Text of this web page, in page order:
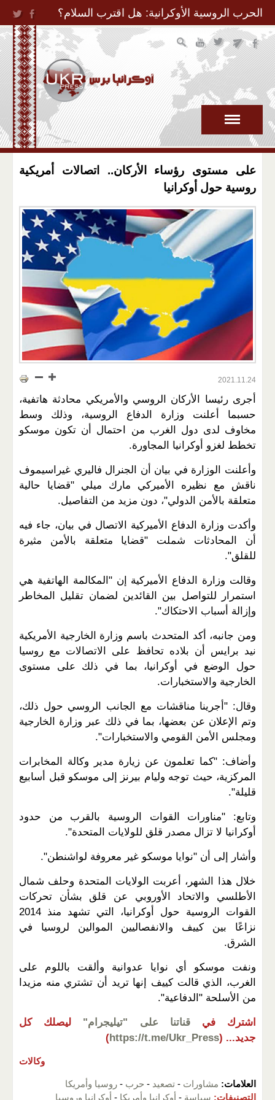
Jump to Navigation
الحرب الروسية الأوكرانية: هل اقترب السلام؟
على مستوى رؤساء الأركان.. اتصالات أمريكية
روسية حول أوكرانيا
2021.11.24
أجرى رئيسا الأركان الروسي والأمريكي محادثة هاتفية،
حسبما أعلنت وزارة الدفاع الروسية، وذلك وسط
مخاوف لدى دول الغرب من احتمال أن تكون موسكو
تخطط لغزو أوكرانيا المجاورة.
وأعلنت الوزارة في بيان أن الجنرال فاليري غيراسيموف
ناقش مع نظيره الأميركي مارك ميلي "قضايا حالية
متعلقة بالأمن الدولي"، دون مزيد من التفاصيل.
وأكدت وزارة الدفاع الأميركية الاتصال في بيان، جاء فيه
أن المحادثات شملت "قضايا متعلقة بالأمن مثيرة
للقلق".
وقالت وزارة الدفاع الأميركية إن "المكالمة الهاتفية هي
استمرار للتواصل بين القائدين لضمان تقليل المخاطر
وإزالة أسباب الاحتكاك".
ومن جانبه، أكد المتحدث باسم وزارة الخارجية الأمريكية
نيد برايس أن بلاده تحافظ على الاتصالات مع روسيا
حول الوضع في أوكرانيا، بما في ذلك على مستوى
الخارجية والاستخبارات.
وقال: "أجرينا مناقشات مع الجانب الروسي حول ذلك،
وتم الإعلان عن بعضها، بما في ذلك عبر وزارة الخارجية
ومجلس الأمن القومي والاستخبارات".
وأضاف: "كما تعلمون عن زيارة مدير وكالة المخابرات
المركزية، حيث توجه وليام بيرنز إلى موسكو قبل أسابيع
قليلة".
وتابع: "مناورات القوات الروسية بالقرب من حدود
أوكرانيا لا تزال مصدر قلق للولايات المتحدة".
وأشار إلى أن "نوايا موسكو غير معروفة لواشنطن".
خلال هذا الشهر، أعربت الولايات المتحدة وحلف شمال
الأطلسي والاتحاد الأوروبي عن قلق بشأن تحركات
القوات الروسية حول أوكرانيا، التي تشهد منذ 2014
نزاعًا بين كييف والانفصاليين الموالين لروسيا في
الشرق.
ونفت موسكو أي نوايا عدوانية وألقت باللوم على
الغرب، الذي قالت كييف إنها تريد أن تشتري منه مزيدا
من الأسلحة "الدفاعية".
اشترك في قناتنا على "تيليجرام"
ليصلك كل
جديد... (
https://t.me/Ukr_Press
)
وكالات
العلامات: مشاورات - تصعيد - حرب - روسيا وأمريكا
التصنيفات: سياسة - أوكرانيا وأمريكا - أوكرانيا وروسيا